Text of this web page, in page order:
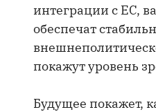
интеграции с ЕС,
обеспечат
покажут уровень
Будущее покажет,